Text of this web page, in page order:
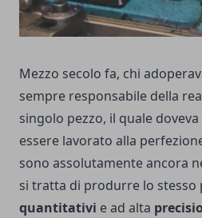
Mezzo secolo fa, chi
sempre responsabile della
singolo pezzo, il quale
essere lavorato alla
sono assolutamente ancora
si tratta di produrre lo stesso
quantitativi e ad alta